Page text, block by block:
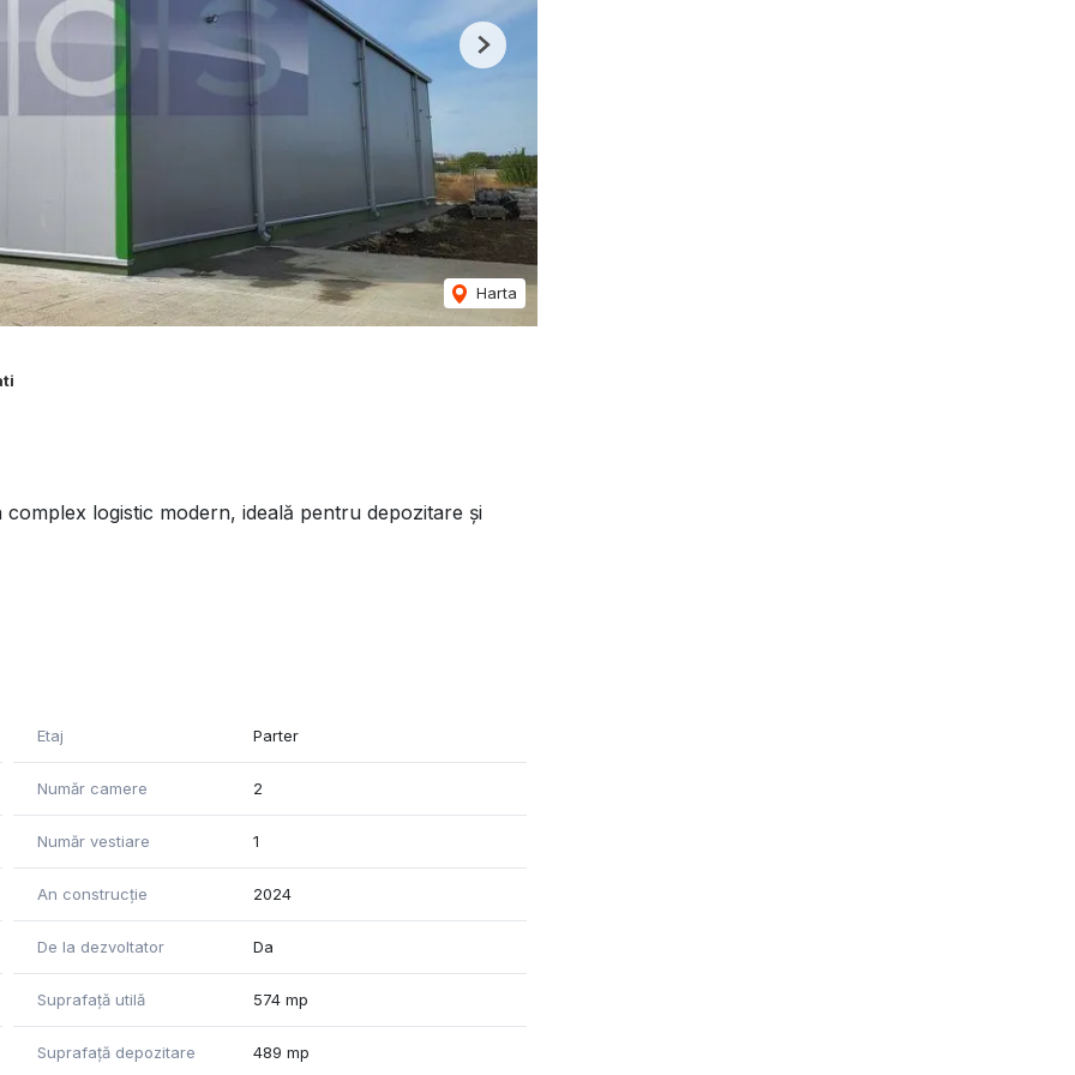
Harta
Next
logistic modern, ideală pentru depozitare și
și distribuție
și parcare
Etaj Parter
Număr camere 2
Număr vestiare 1
An construcție 2024
De la dezvoltator Da
Suprafață utilă 574 mp
Suprafață depozitare 489 mp